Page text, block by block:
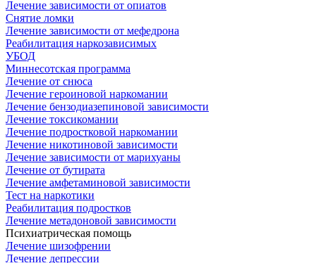
Лечение зависимости от опиатов
Снятие ломки
Лечение зависимости от мефедрона
Реабилитация наркозависимых
УБОД
Миннесотская программа
Лечение от снюса
Лечение героиновой наркомании
Лечение бензодиазепиновой зависимости
Лечение токсикомании
Лечение подростковой наркомании
Лечение никотиновой зависимости
Лечение зависимости от марихуаны
Лечение от бутирата
Лечение амфетаминовой зависимости
Тест на наркотики
Реабилитация подростков
Лечение метадоновой зависимости
Психиатрическая помощь
Лечение шизофрении
Лечение депрессии